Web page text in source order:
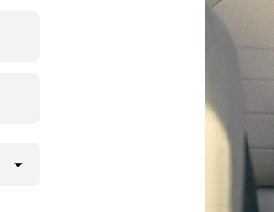
wenige